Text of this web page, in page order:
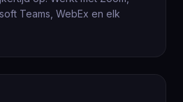
Teams, WebEx en elk